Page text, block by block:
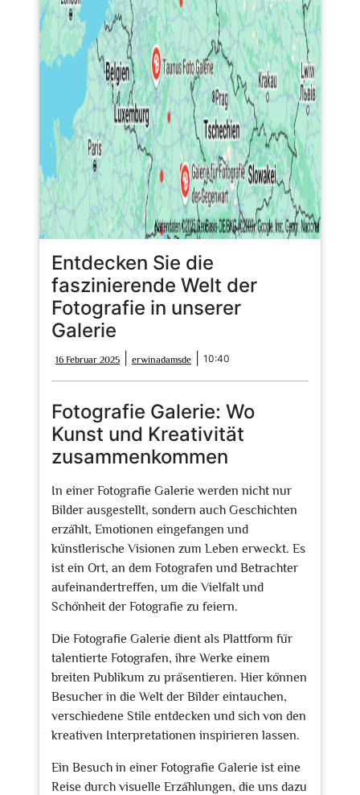
Entdecken Sie die
faszinierende Welt der
Fotografie in unserer
Galerie
16 Februar 2025
Februar
2025
erwinadamsde erwinadamsde
10:40
Fotografie Galerie: Wo
Kunst und Kreativität
zusammenkommen
In einer Fotografie Galerie werden nicht nur
Bilder ausgestellt, sondern auch Geschichten
erzählt, Emotionen eingefangen und
künstlerische Visionen zum Leben erweckt. Es
ist ein Ort, an dem Fotografen und Betrachter
aufeinandertreffen, um die Vielfalt und
Schönheit der Fotografie zu feiern.
Die Fotografie Galerie dient als Plattform für
talentierte Fotografen, ihre Werke einem
breiten Publikum zu präsentieren. Hier können
Besucher in die Welt der Bilder eintauchen,
verschiedene Stile entdecken und sich von den
kreativen Interpretationen inspirieren lassen.
Ein Besuch in einer Fotografie Galerie ist eine
Reise durch visuelle Erzählungen, die uns dazu